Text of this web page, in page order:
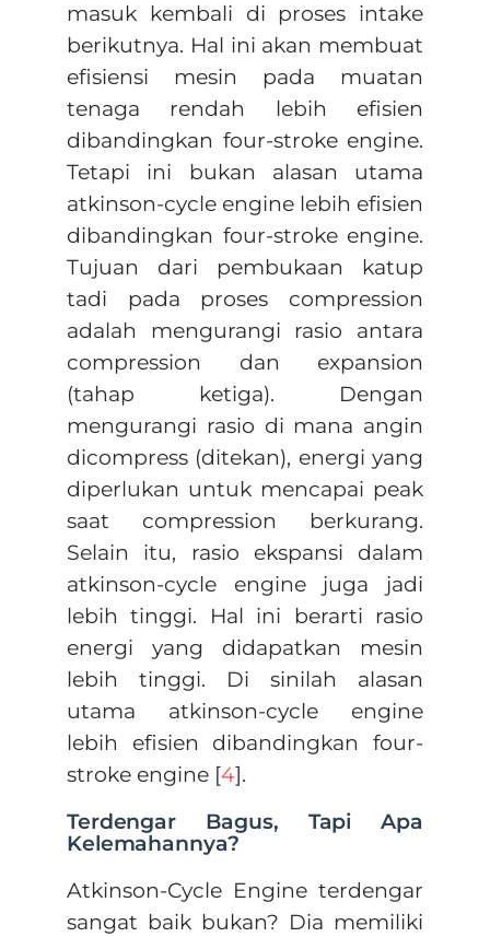
masuk kembali di proses intake
berikutnya. Hal ini akan membuat
efisiensi mesin pada muatan
tenaga rendah lebih efisien
dibandingkan four-stroke engine.
Tetapi ini bukan alasan utama
atkinson-cycle engine lebih efisien
dibandingkan four-stroke engine.
Tujuan dari pembukaan katup
tadi pada proses compression
adalah mengurangi rasio antara
compression dan expansion
(tahap ketiga). Dengan
mengurangi rasio di mana angin
dicompress (ditekan), energi yang
diperlukan untuk mencapai peak
saat compression berkurang.
Selain itu, rasio ekspansi dalam
atkinson-cycle engine juga jadi
lebih tinggi. Hal ini berarti rasio
energi yang didapatkan mesin
lebih tinggi. Di sinilah alasan
utama atkinson-cycle engine
lebih efisien dibandingkan four-
stroke engine [4].
Terdengar Bagus, Tapi Apa
Kelemahannya?
Atkinson-Cycle Engine terdengar
sangat baik bukan? Dia memiliki